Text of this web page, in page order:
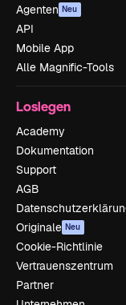
Agenten Neu
API
Mobile App
Alle Magnific-Tools
Loslegen
Academy
Dokumentation
Support
AGB
Originale Neu
Cookie-Richtlinie
Vertrauenszentrum
Partner